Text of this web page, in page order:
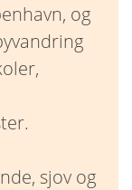
og
sjov og